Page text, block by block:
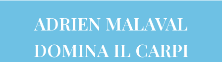
ADRIEN MALAVAL
DOMINA IL CARPI